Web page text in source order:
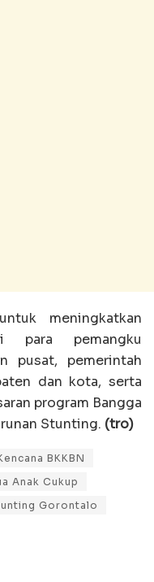
meningkatkan
para pemangku
pusat, pemerintah
dan kota, serta
program Bangga
Stunting. (tro)
BKKBN
Anak Cukup
Gorontalo